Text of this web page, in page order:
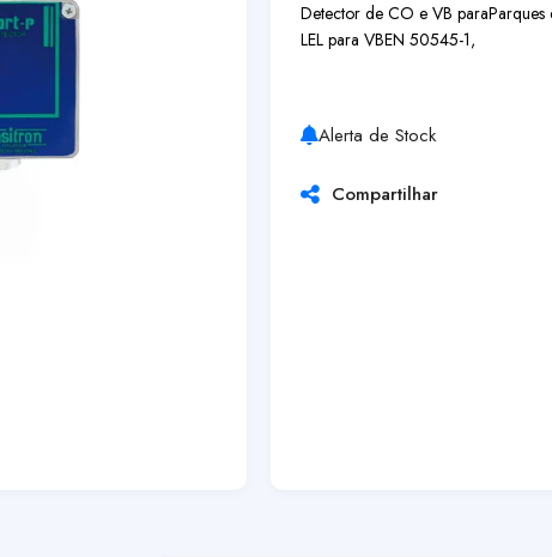
Detector de CO e VB paraParques
LEL para VBEN 50545-1,
Alerta de Stock
Compartilhar